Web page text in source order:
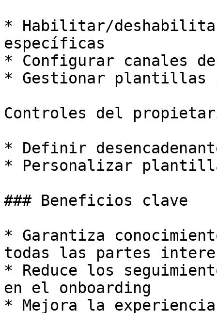
* Habilitar/
específicas
* Configurar canales
* Gestionar plantillas
Controles del
* Definir
* Personalizar
### Beneficios clave
* Garantiza
todas las partes
* Reduce los
en el onboarding
* Mejora la